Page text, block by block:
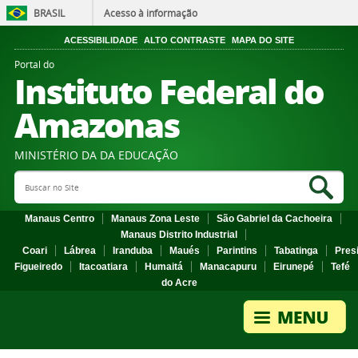
BRASIL Acesso à informação
ACESSIBILIDADE ALTO CONTRASTE MAPA DO SITE
Portal do
Instituto Federal do
Amazonas
MINISTÉRIO DA DA EDUCAÇÃO
Search Site
Manaus Centro Manaus Zona Leste
São Gabriel da Cachoeira
Manaus Distrito Industrial
Coari
Lábrea Iranduba Maués Parintins Tabatinga
Figueiredo
Itacoatiara Humaitá Manacapuru Eirunepé
Tefé
do Acre